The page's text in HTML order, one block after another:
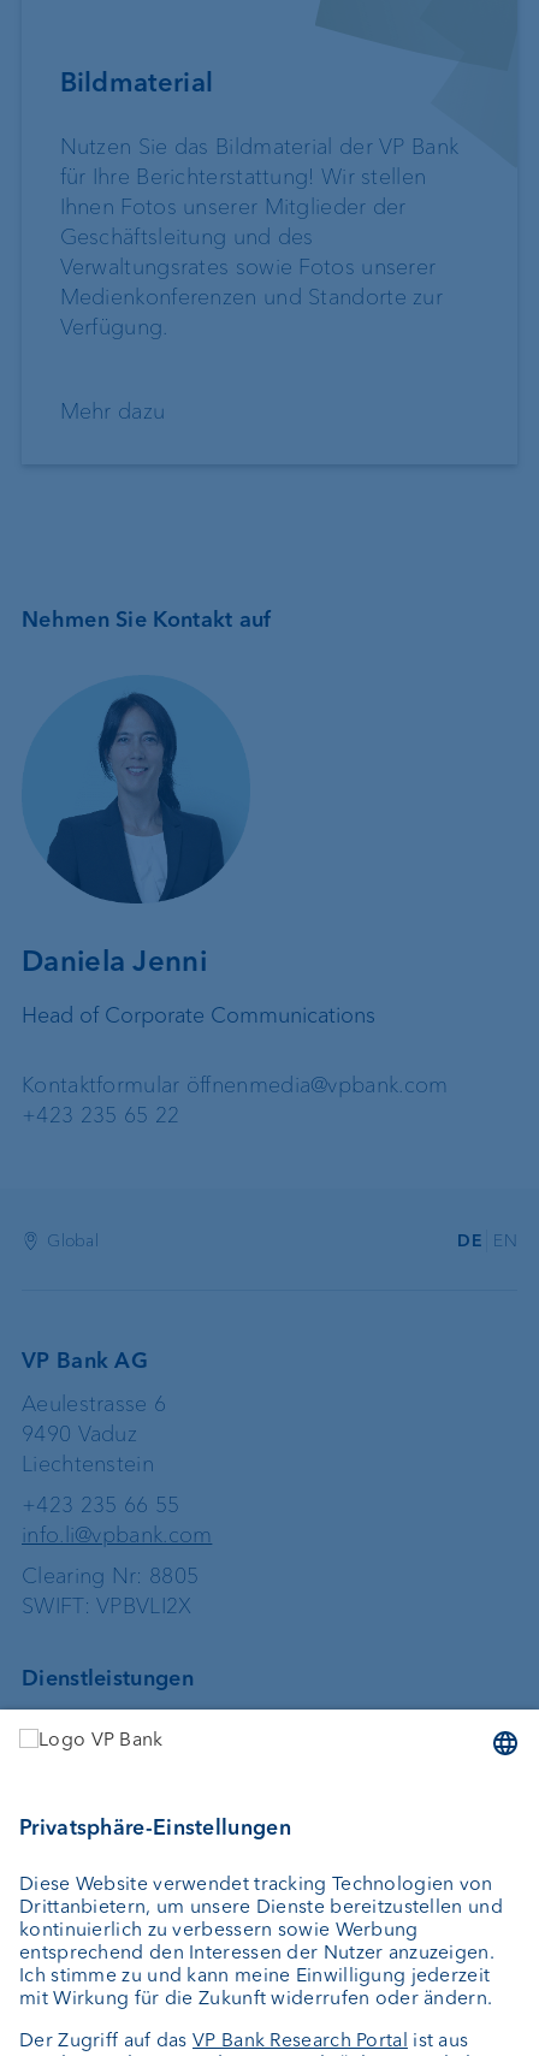
Bildmaterial
Nutzen Sie das Bildmaterial der VP Bank
für Ihre Berichterstattung! Wir stellen
Ihnen Fotos unserer Mitglieder der
Geschäftsleitung und des
Verwaltungsrates sowie Fotos unserer
Medienkonferenzen und Standorte zur
Verfügung.
Mehr dazu
Nehmen Sie Kontakt auf
Daniela Jenni
Head of Corporate Communications
Kontaktformular öffnenmedia@vpbank.com
+423 235 65 22
Global DE EN
VP Bank AG
Aeulestrasse 6
9490 Vaduz
Liechtenstein
+423 235 66 55
info.li@vpbank.com
Clearing Nr: 8805
SWIFT: VPBVLI2X
Dienstleistungen
Vermögensverwaltung
Depotbank
Externer Vermögensverwalter
Private Label Fonds
Investment Consulting
Über uns
Jobs